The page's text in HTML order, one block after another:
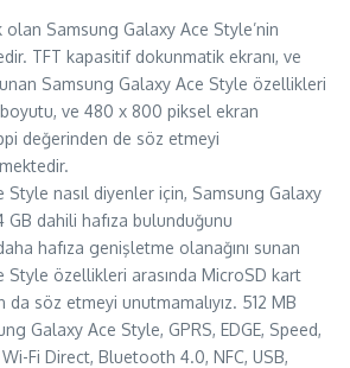
olan Samsung Galaxy Ace Style’nin
TFT kapasitif dokunmatik ekranı, ve
Samsung Galaxy Ace Style özellikleri
ve 480 x 800 piksel ekran
değerinden de söz etmeyi
Style nasıl diyenler için, Samsung Galaxy
dahili hafıza bulunduğunu
hafıza genişletme olanağını sunan
Style özellikleri arasında MicroSD kart
da söz etmeyi unutmamalıyız. 512 MB
Galaxy Ace Style, GPRS, EDGE, Speed,
Fi Direct, Bluetooth 4.0, NFC, USB,